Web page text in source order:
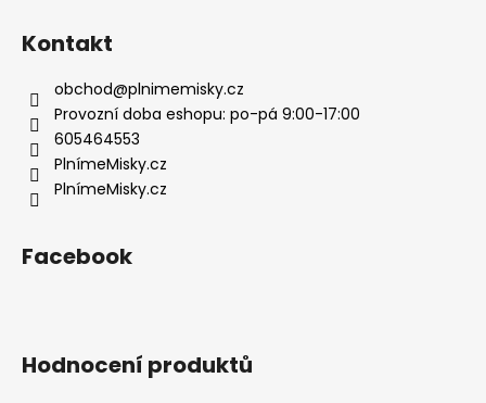
Kontakt
obchod@plnimemisky.cz
Provozní doba eshopu: po-pá 9:00-17:00
605464553
PlnímeMisky.cz
PlnímeMisky.cz
Facebook
Hodnocení produktů